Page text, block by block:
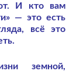
И кто вам
— это есть
всё это
земной,